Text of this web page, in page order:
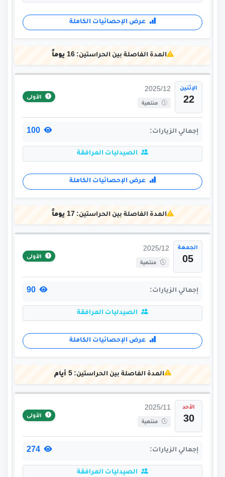
عرض الإحصائيات الكاملة
المدة الفاصلة بين الحراستين:16 يوماً
الإثنين
22
2025/12
منتهية
الأولى
إجمالي الزيارات:
الصيدليات المرافقة
عرض الإحصائيات الكاملة
المدة الفاصلة بين الحراستين: 17 يوماً
الجمعة
05
2025/12
منتهية
الأولى
إجمالي الزيارات:
الصيدليات المرافقة
عرض الإحصائيات الكاملة
المدة الفاصلة بين الحراستين:5 أيام
الأحد
30
2025/11
منتهية
الأولى
إجمالي الزيارات:
الصيدليات المرافقة